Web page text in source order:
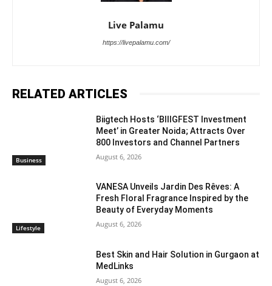
Live Palamu
https://livepalamu.com/
RELATED ARTICLES
Business
Biigtech Hosts ‘BIIIGFEST Investment
Meet’ in Greater Noida; Attracts Over
800 Investors and Channel Partners
August 6, 2026
Lifestyle
VANESA Unveils Jardin Des Rêves: A
Fresh Floral Fragrance Inspired by the
Beauty of Everyday Moments
August 6, 2026
Best Skin and Hair Solution in Gurgaon at
MedLinks
August 6, 2026